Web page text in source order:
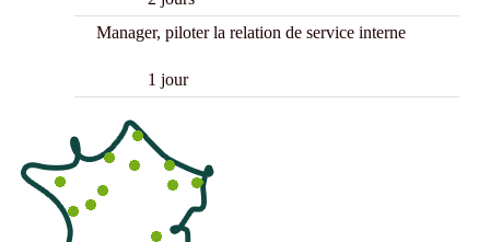
Manager, piloter la relation de service interne
1 jour